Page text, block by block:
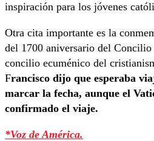
inspiración para los jóvenes
Otra cita importante es la
del 1700 aniversario del
concilio ecuménico del
Francisco dijo que esperaba
marcar la fecha, aunque el
confirmado el viaje.
*Voz de América.